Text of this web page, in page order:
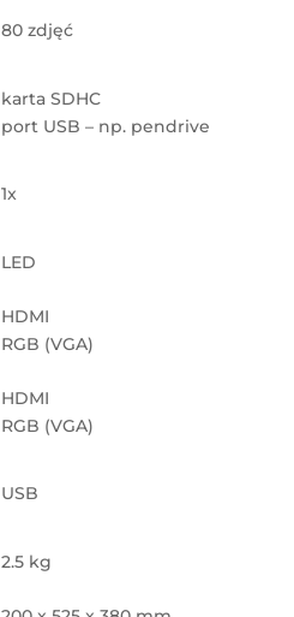
80 zdjęć
karta SDHC
port USB – np. pendrive
1x
LED
HDMI
RGB (VGA)
HDMI
RGB (VGA)
USB
2.5 kg